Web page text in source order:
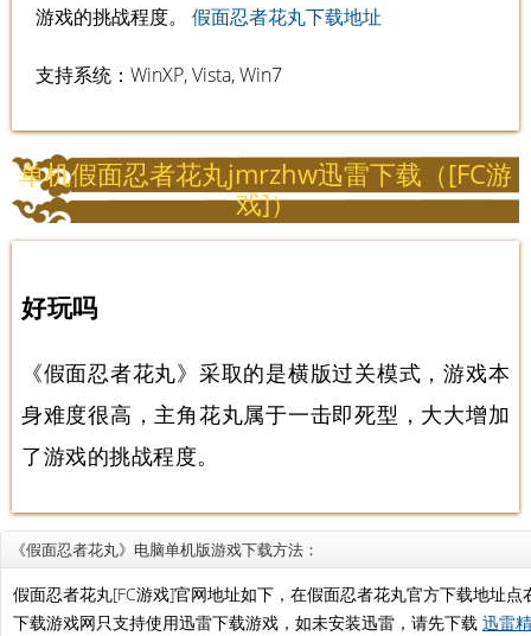
游戏的挑战程度。 假面忍者花丸下载地址
支持系统：WinXP, Vista, Win7
单机假面忍者花丸jmrzhw迅雷下载（[FC游
戏]）
好玩吗
《假面忍者花丸》采取的是横版过关模式，游戏本
身难度很高，主角花丸属于一击即死型，大大增加
了游戏的挑战程度。
《假面忍者花丸》电脑单机版游戏下载方法：
假面忍者花丸[FC游戏]官网地址如下，在假面忍者花丸官方下载地址
下载游戏网只支持使用迅雷下载游戏，如未安装迅雷，请先下载 迅雷